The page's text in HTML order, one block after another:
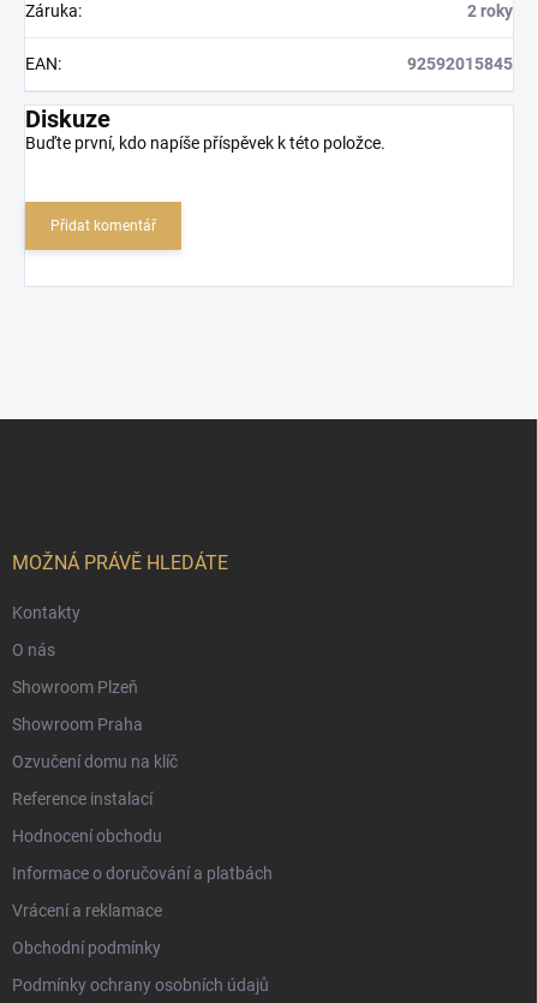
Záruka: 2 roky
EAN: 92592015845
Diskuze
Buďte první, kdo napíše příspěvek k této položce.
Přidat komentář
MOŽNÁ PRÁVĚ HLEDÁTE
Kontakty
O nás
Showroom Plzeň
Showroom Praha
Ozvučení domu na klíč
Reference instalací
Hodnocení obchodu
Informace o doručování a platbách
Vrácení a reklamace
Obchodní podmínky
Podmínky ochrany osobních údajů